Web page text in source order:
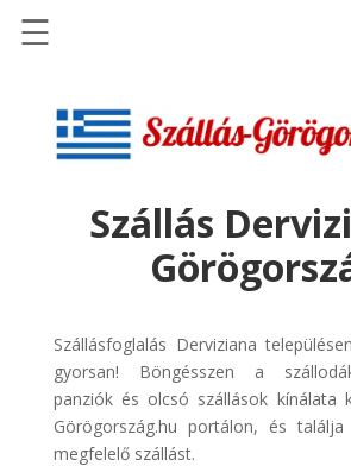
Szállások
Repülőjegy
pénzvisszatérítéssel
Discover
Cars
Transzfer
☰
Szállás
Szállásfoglalás Derviziana
gyorsan! Böngésszen a
panziók és olcsó szállások kínálata
Görögország.hu portálon, és
megfelelő szállást.